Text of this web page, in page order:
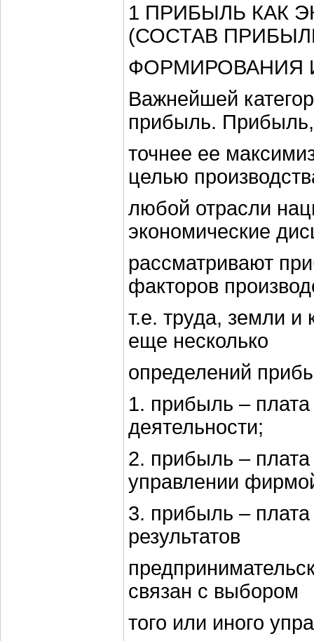
1 ПРИБЫЛЬ КАК
(СОСТАВ
ФОРМИРОВАНИЯ
Важнейшей
прибыль. Прибыль,
точнее ее
целью
любой отрасли
экономические
рассматривают
факторов
т.е. труда, земли и
еще несколько
определений
1. прибыль – плата
деятельности;
2. прибыль – плата
управлении
3. прибыль – плата
результатов
связан с выбором
того или иного